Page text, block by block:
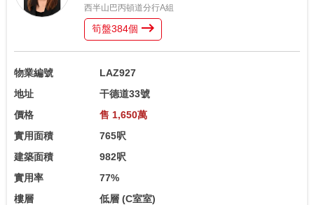
西半山巴丙頓道分行A組
筍盤384個
物業編號
LAZ927
地址
干德道33號
價格
售 1,650萬
實用面積
765呎
建築面積
982呎
實用率
77%
樓層
低層 (C室室)